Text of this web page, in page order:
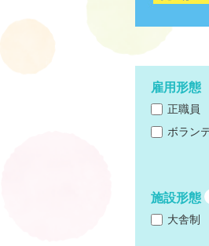
雇用形態
正職員
ボラン
施設形態
大舎制